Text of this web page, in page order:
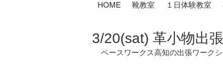
HOME 靴教室 １日体験教室
3/20(sat) 革小物出
ベースワークス高知の出張ワーク